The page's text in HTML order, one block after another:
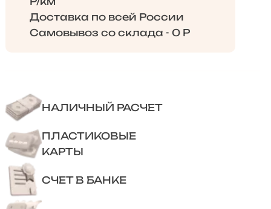
Доставка по всей России
Самовывоз со склада - 0 Р
НАЛИЧНЫЙ РАСЧЕТ
ПЛАСТИКОВЫЕ
КАРТЫ
СЧЕТ В БАНКЕ